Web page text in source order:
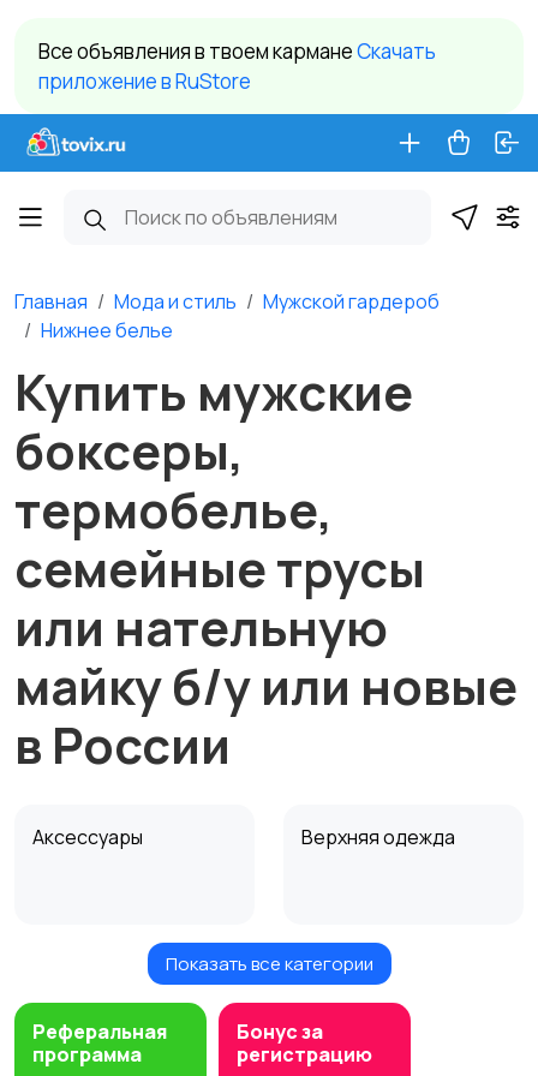
Все объявления в твоем карманеCкачать
приложение в RuStore
Главная Мода и стиль
Мужской гардероб
Нижнее белье
Купить мужские
боксеры,
термобелье,
семейные трусы
или нательную
майку б/у или новые
в России
Аксессуары Верхняя одежда
Головные уборы Домашняя одежда
Показать все категории
Реферальная
программа
Бонус за
регистрацию